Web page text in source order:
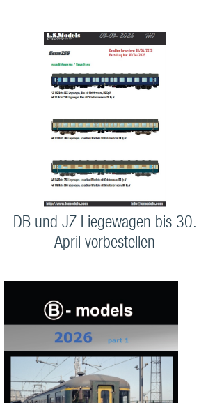
DB und JZ Liegewagen bis 30.
April vorbestellen